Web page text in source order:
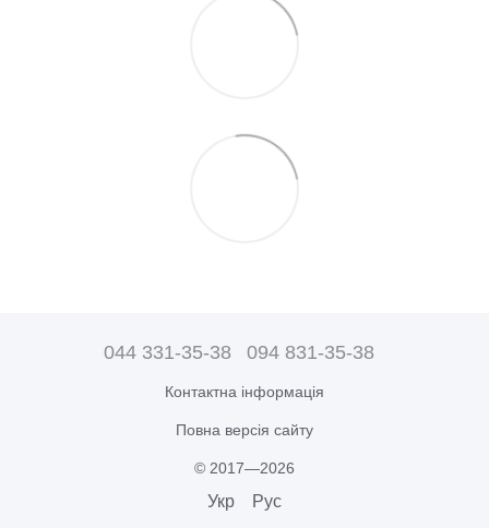
044 331-35-38 094 831-35-38
Контактна інформація
Повна версія сайту
© 2017—2026
Укр Рус